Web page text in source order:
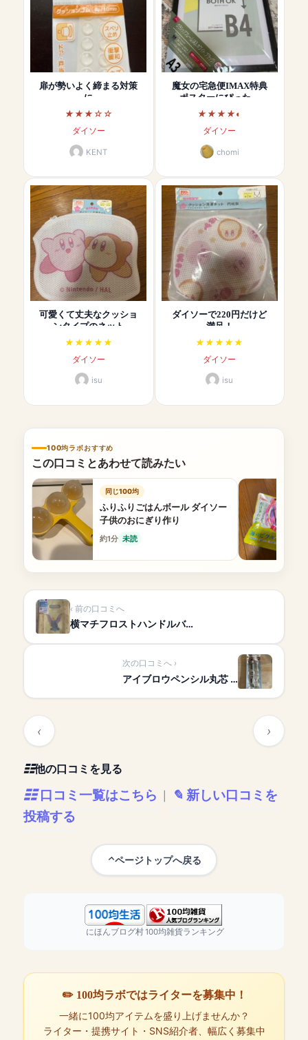
扉が勢いよく締まる対策
に
ダイソー
KENT
魔女の宅急便IMAX特典
ポスターにぴった…
ダイソー
chomi
可愛くて丈夫なクッショ
ンタイプのネット
ダイソー
isu
ダイソーで220円だけど
満足！
ダイソー
isu
100均ラボおすすめ
この口コミとあわせて読みたい
同じ100均
ふりふりごはんボール ダイソー
子供のおにぎり作り
約1分 未読
前の口コミへ
横マチフロストハンドルバ…
次の口コミへ
アイブロウペンシル丸芯 …
他の口コミを見る
口コミ一覧はこちら
新しい口コミを
投稿する
ページトップへ戻る
にほんブログ村100均雑貨ランキング
✏️ 100均ラボではライターを募集中！
一緒に100均アイテムを盛り上げませんか？
ライター・提携サイト・SNS紹介者、幅広く募集中